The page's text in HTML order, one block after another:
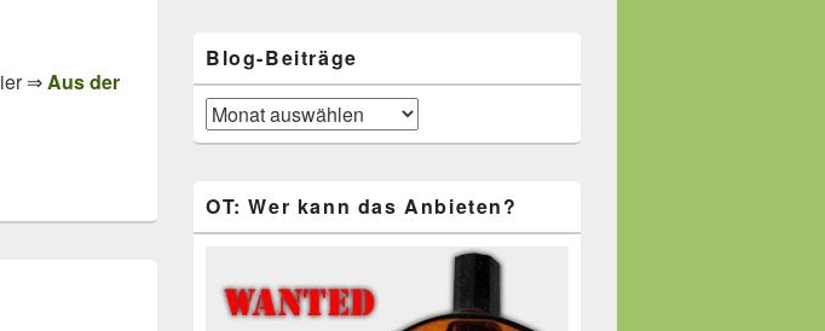
⇒Aus der
Blog-Beiträge
Blog-
Beiträge
OT: Wer kann das Anbieten?